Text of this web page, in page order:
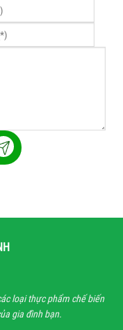
loại thực phẩm chế biến
gia đình bạn.